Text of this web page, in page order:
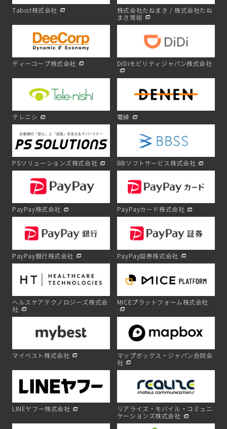
Tabist株式会社
株式会社たねまき / 株式会社たね
まき常総
ディーコープ株式会社 DiDiモビリティジャパン株式会社
テレニシ 電縁
PSソリューションズ株式会社 BBソフトサービス株式会社
PayPay株式会社 PayPayカード株式会社
PayPay銀行株式会社 PayPay証券株式会社
ヘルスケアテクノロジーズ株式会
社
MICEプラットフォーム株式会社
マイベスト株式会社
マップボックス・ジャパン合同会
社
LINEヤフー株式会社
リアライズ・モバイル・コミュニ
ケーションズ株式会社